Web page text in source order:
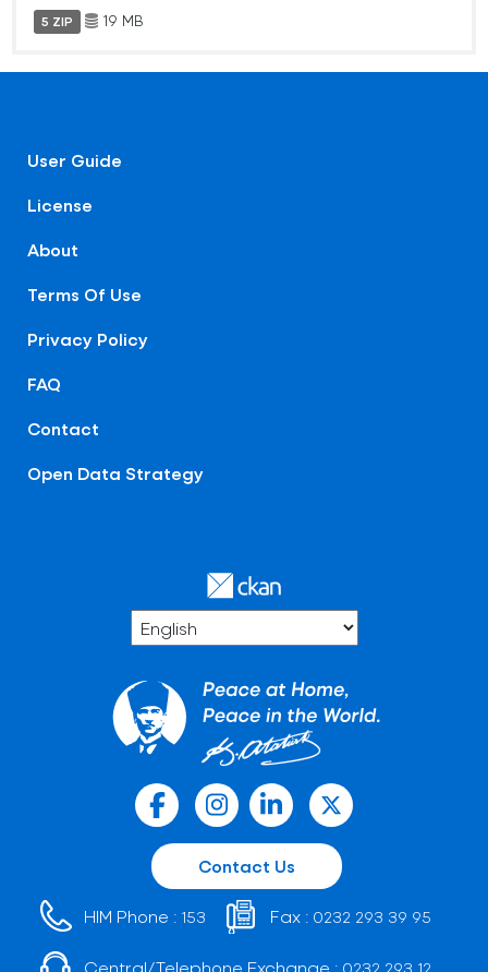
5 ZIP 19 MB
User Guide
License
About
Terms Of Use
Privacy Policy
FAQ
Contact
Open Data Strategy
Contact Us
HIM Phone : 153 Fax : 0232 293 39 95
Central/Telephone Exchange :